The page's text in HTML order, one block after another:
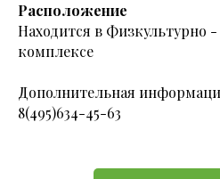
Расположение
Находится в Физкультурно
комплексе
Дополнительная
8(495)634-45-63